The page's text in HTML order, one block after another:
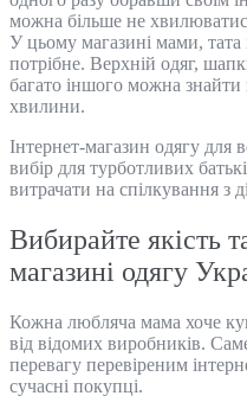
можна більше не
У цьому магазині мами, тата
потрібне. Верхній одяг,
багато іншого можна знайти
хвилини.
Інтернет-магазин одягу для
вибір для турботливих
витрачати на спілкування з
Вибирайте якість
магазині одягу
Кожна любляча мама хоче
від відомих виробників.
перевагу перевіреним
сучасні покупці.